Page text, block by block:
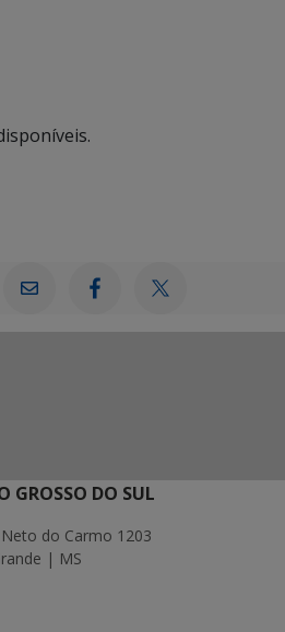
GROSSO DO SUL
do Carmo 1203
| MS